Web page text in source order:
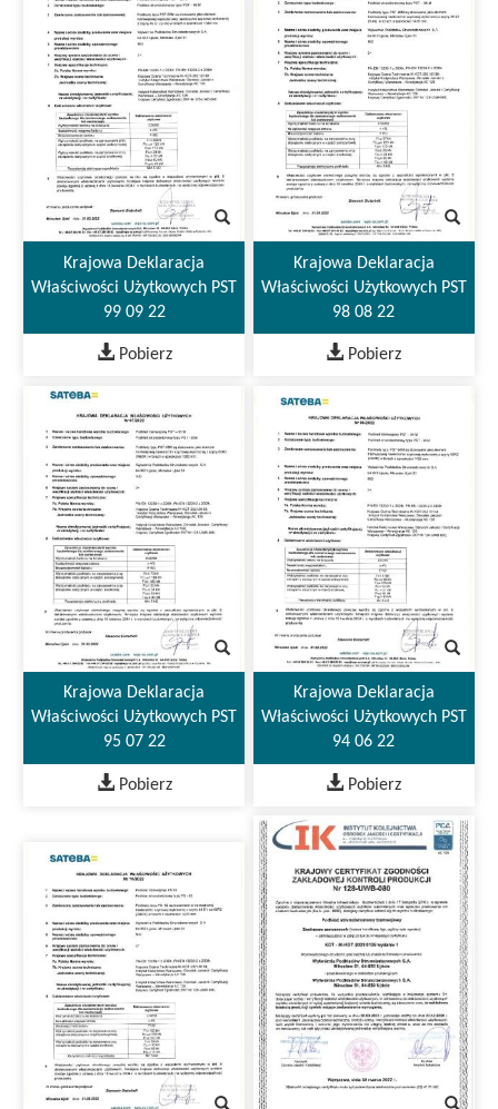
Krajowa Deklaracja
Właściwości Użytkowych PST
99 09 22
Pobierz
Krajowa Deklaracja
Właściwości Użytkowych PST
98 08 22
Pobierz
Krajowa Deklaracja
Właściwości Użytkowych PST
95 07 22
Pobierz
Krajowa Deklaracja
Właściwości Użytkowych PST
94 06 22
Pobierz